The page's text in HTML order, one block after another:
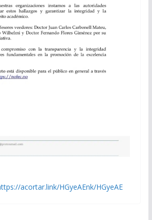
acortar.link/HGyeAEnk/HGyeAE